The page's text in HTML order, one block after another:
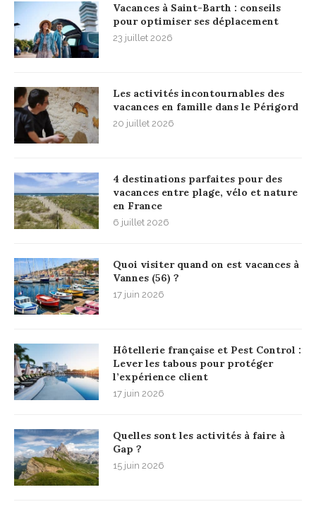
Vacances à Saint-Barth : conseils
pour optimiser ses déplacement
23 juillet 2026
Les activités incontournables des
vacances en famille dans le Périgord
20 juillet 2026
4 destinations parfaites pour des
vacances entre plage, vélo et nature
en France
6 juillet 2026
Quoi visiter quand on est vacances à
Vannes (56) ?
17 juin 2026
Hôtellerie française et Pest Control :
Lever les tabous pour protéger
l’expérience client
17 juin 2026
Quelles sont les activités à faire à
Gap ?
15 juin 2026